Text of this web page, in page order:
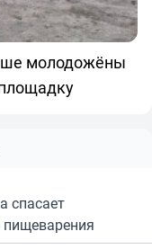
молодожёны
спасает